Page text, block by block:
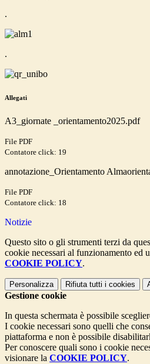
.
.
Allegati
A3_giornate _orientamento2025.pdf
File PDF
Contatore click: 19
annotazione_Orientamento
File PDF
Contatore click: 18
Notizie
Questo sito o gli strumenti terzi da
cookie necessari al funzionamento ed
COOKIE POLICY.
Personalizza Rifiuta tutti i cookies
Gestione cookie
In questa schermata è possibile
I cookie necessari sono quelli che
piattaforma e non è possibile
Per conoscere quali sono i cookie
visionare la COOKIE POLICY.